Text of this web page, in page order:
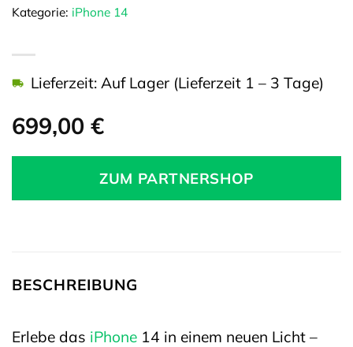
699,00 €
Lieferzeit: Auf Lager (Lieferzeit 1 – 3 Tage)
ZUM PARTNERSHOP
Kategorie: iPhone 14
BESCHREIBUNG
Erlebe das iPhone 14 in einem neuen Licht –